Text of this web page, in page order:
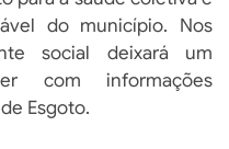
do município. Nos
social deixará um
com informações
Esgoto.